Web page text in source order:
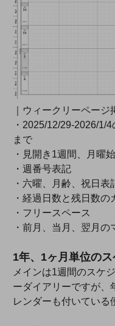
｜ウィークリーページ
・2025/12/29-2026/1/
まで
・見開き1週間、月曜
・週番号表記
・六曜、月齢、祝日表
・経過日数と残日数の
・フリースペース
・前月、当月、翌月
1年、1ヶ月単位の
メインは1週間のスケ
ーダイアリーですが、
レンダーも付いている